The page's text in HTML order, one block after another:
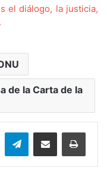
el diálogo, la justicia,
de la Carta de la
WhatsAppTelegramCompartir por correo electrónico